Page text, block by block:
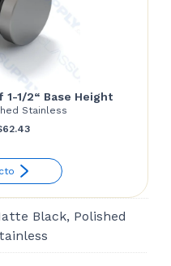
1/2“ Base Height
Stainless
62.43Price
$60.55
through
$62.43
Black, Polished